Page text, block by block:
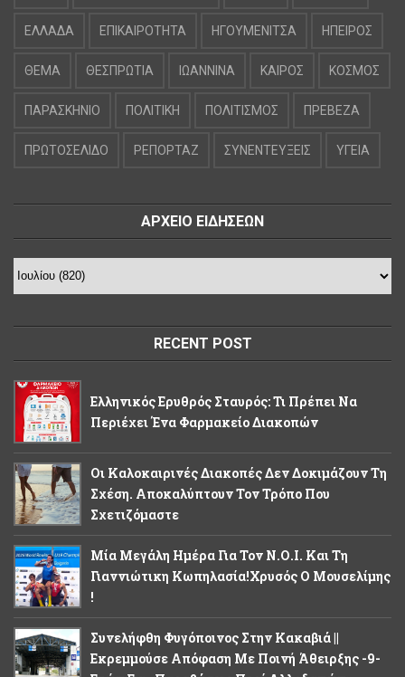
ΕΛΛΑΔΑ ΕΠΙΚΑΙΡΟΤΗΤΑ ΗΓΟΥΜΕΝΙΤΣΑ ΗΠΕΙΡΟΣ
ΘΕΜΑ ΘΕΣΠΡΩΤΙΑ ΙΩΑΝΝΙΝΑ ΚΑΙΡΟΣ ΚΟΣΜΟΣ
ΠΑΡΑΣΚΗΝΙΟ ΠΟΛΙΤΙΚΗ ΠΟΛΙΤΙΣΜΟΣ ΠΡΕΒΕΖΑ
ΠΡΩΤΟΣΕΛΙΔΟ ΡΕΠΟΡΤΑΖ ΣΥΝΕΝΤΕΥΞΕΙΣ ΥΓΕΙΑ
ΑΡΧΕΙΟ ΕΙΔΗΣΕΩΝ
RECENT POST
Ελληνικός Ερυθρός Σταυρός: Τι Πρέπει Να
Περιέχει Ένα Φαρμακείο Διακοπών
Οι Καλοκαιρινές Διακοπές Δεν Δοκιμάζουν Τη
Σχέση. Αποκαλύπτουν Τον Τρόπο Που
Σχετιζόμαστε
Μία Μεγάλη Ημέρα Για Τον Ν.Ο.Ι. Και Τη
Γιαννιώτικη Κωπηλασία!Χρυσός Ο Μουσελίμης
!
Συνελήφθη Φυγόποινος Στην Κακαβιά ||
Εκρεμμούσε Απόφαση Με Ποινή Άθειρξης -9-